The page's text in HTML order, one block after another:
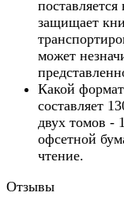
защищает
может
Какой
составляет
двух томов -
офсетной
чтение.
Отзывы